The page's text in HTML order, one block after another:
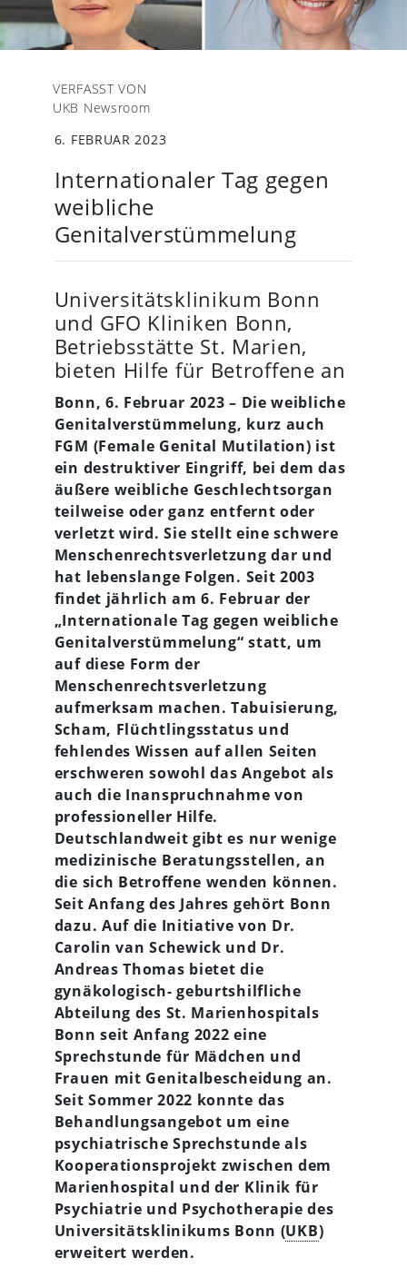
VERFASST VON
UKB Newsroom
6. FEBRUAR 2023
Internationaler Tag gegen
weibliche
Genitalverstümmelung
Universitätsklinikum Bonn
und GFO Kliniken Bonn,
Betriebsstätte St. Marien,
bieten Hilfe für Betroffene an
Bonn, 6. Februar 2023 – Die weibliche
Genitalverstümmelung, kurz auch
FGM (Female Genital Mutilation) ist
ein destruktiver Eingriff, bei dem das
äußere weibliche Geschlechtsorgan
teilweise oder ganz entfernt oder
verletzt wird. Sie stellt eine schwere
Menschenrechtsverletzung dar und
hat lebenslange Folgen. Seit 2003
findet jährlich am 6. Februar der
„Internationale Tag gegen weibliche
Genitalverstümmelung“ statt, um
auf diese Form der
Menschenrechtsverletzung
aufmerksam machen. Tabuisierung,
Scham, Flüchtlingsstatus und
fehlendes Wissen auf allen Seiten
erschweren sowohl das Angebot als
auch die Inanspruchnahme von
professioneller Hilfe.
Deutschlandweit gibt es nur wenige
medizinische Beratungsstellen, an
die sich Betroffene wenden können.
Seit Anfang des Jahres gehört Bonn
dazu. Auf die Initiative von Dr.
Carolin van Schewick und Dr.
Andreas Thomas bietet die
gynäkologisch- geburtshilfliche
Abteilung des St. Marienhospitals
Bonn seit Anfang 2022 eine
Sprechstunde für Mädchen und
Frauen mit Genitalbescheidung an.
Seit Sommer 2022 konnte das
Behandlungsangebot um eine
psychiatrische Sprechstunde als
Kooperationsprojekt zwischen dem
Marienhospital und der Klinik für
Psychiatrie und Psychotherapie des
Universitätsklinikums Bonn (UKB)
erweitert werden.